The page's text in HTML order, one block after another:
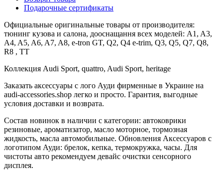
Подарочные сертификаты
Официальные оригинальные товары от производителя:
тюнинг кузова и салона, дооснащання всех моделей: A1, A3,
A4, A5, A6, A7, A8, e-tron GT, Q2, Q4 e-trim, Q3, Q5, Q7, Q8,
R8 , TT
Коллекция Audi Sport, quattro, Audi Sport, heritage
Заказать аксессуары с лого Ауди фирменные в Украине на
audi-accessories.shop легко и просто. Гарантия, выгодные
условия доставки и возврата.
Состав новинок в наличии с категории: автоковрики
резиновые, ароматизатор, масло моторное, тормозная
жидкость, масла автомобильные. Обновления Аксессуаров с
логотипом Ауди: брелок, кепка, термокружка, часы. Для
чистоты авто рекомендуем девайс очистки сенсорного
дисплея.